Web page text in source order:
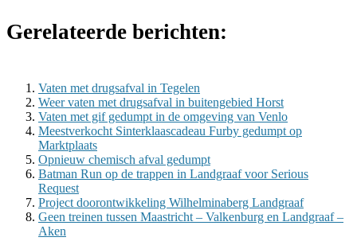
Gerelateerde berichten:
Vaten met drugsafval in Tegelen
Weer vaten met drugsafval in buitengebied Horst
Vaten met gif gedumpt in de omgeving van Venlo
Meestverkocht Sinterklaascadeau Furby gedumpt op
Marktplaats
Opnieuw chemisch afval gedumpt
Batman Run op de trappen in Landgraaf voor Serious
Request
Project doorontwikkeling Wilhelminaberg Landgraaf
Geen treinen tussen Maastricht – Valkenburg en Landgraaf –
Aken